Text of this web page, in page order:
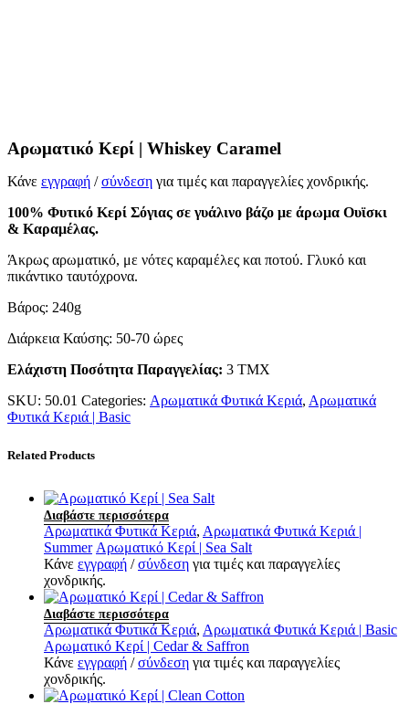
Αρωματικό Κερί | Whiskey Caramel
Κάνε εγγραφή /σύνδεση για τιμές και παραγγελίες χονδρικής.
100% Φυτικό Κερί Σόγιας σε γυάλινο βάζο με άρωμα Ουϊσκι
& Καραμέλας.
Άκρως αρωματικό, με νότες καραμέλες και ποτού. Γλυκό και
πικάντικο ταυτόχρονα.
Βάρος: 240g
Διάρκεια Καύσης: 50-70 ώρες
Ελάχιστη Ποσότητα Παραγγελίας: 3 ΤΜΧ
SKU: 50.01 Categories: Αρωματικά Φυτικά Κεριά, Αρωματικά
Φυτικά Κεριά | Basic
Related Products
Διαβάστε περισσότερα
Αρωματικά Φυτικά Κεριά, Αρωματικά Φυτικά Κεριά |
Summer Αρωματικό Κερί | Sea Salt
Κάνε εγγραφή /σύνδεση για τιμές και παραγγελίες
χονδρικής.
Διαβάστε περισσότερα
Αρωματικά Φυτικά Κεριά, Αρωματικά Φυτικά Κεριά | Basic
Αρωματικό Κερί | Cedar & Saffron
Κάνε εγγραφή /σύνδεση για τιμές και παραγγελίες
χονδρικής.